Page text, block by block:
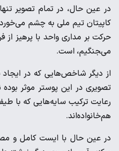
در عین حال، در تمام تصویر
کاپیتان تیم ملی به چشم
حرکت بر مداری واحد با پرهیز از
می‌‍جنگیم، است.
از دیگر شاخص‌هایی که در ایجاد
تصویری در این پوستر موثر
رعایت ترکیب سایه‌هایی که با طیف
هم‌خانواده‌اند.
در عین حال با ایست کامل و